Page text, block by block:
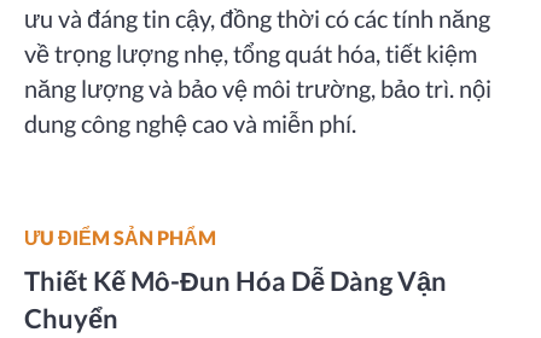
ưu và đáng tin cậy, đồng thời có các tính năng
về trọng lượng nhẹ, tổng quát hóa, tiết kiệm
năng lượng và bảo vệ môi trường, bảo trì. nội
dung công nghệ cao và miễn phí.
ƯU ĐIỂM SẢN PHẨM
Thiết Kế Mô-Đun Hóa Dễ Dàng Vận
Chuyển